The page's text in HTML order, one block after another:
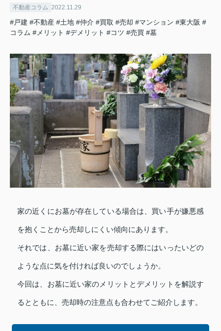
不動産コラム 2022.11.29
#戸建 #不動産 #土地 #仲介 #買取 #売却 #マンション #東大阪 #
コラム #メリット #デメリット #コツ #売買 #墓
家の近くにお墓が存在している場合は、買い手が嫌悪感
を抱くことから売却しにくい傾向にあります。
それでは、お墓に近い家を売却する際にはいったいどの
ような点に気を付ければ良いのでしょうか。
今回は、お墓に近い家のメリットとデメリットを解説す
るとともに、売却時の注意点も合わせてご紹介します。